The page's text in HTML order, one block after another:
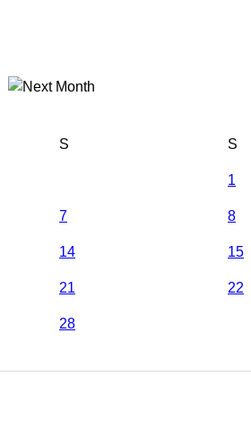
S S
1
7 8
14 15
21 22
28